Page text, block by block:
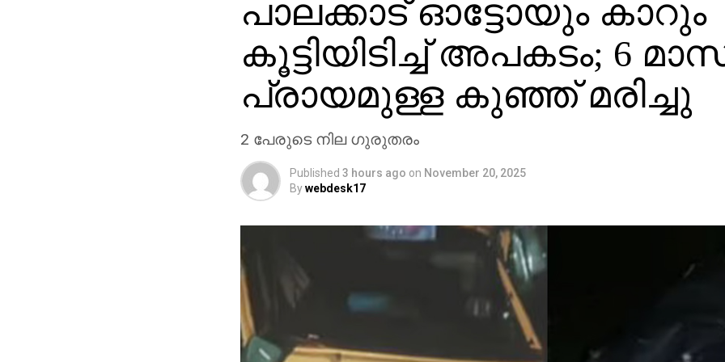
പാലക്കാട് ഓട്ടോയും കാറും
കൂട്ടിയിടിച്ച് അപകടം; 6
പ്രായമുള്ള കുഞ്ഞ് മരിച്ചു
2 പേരുടെ നില ഗുരുതരം
Published 3 hours ago on November 20, 2025
Bywebdesk17